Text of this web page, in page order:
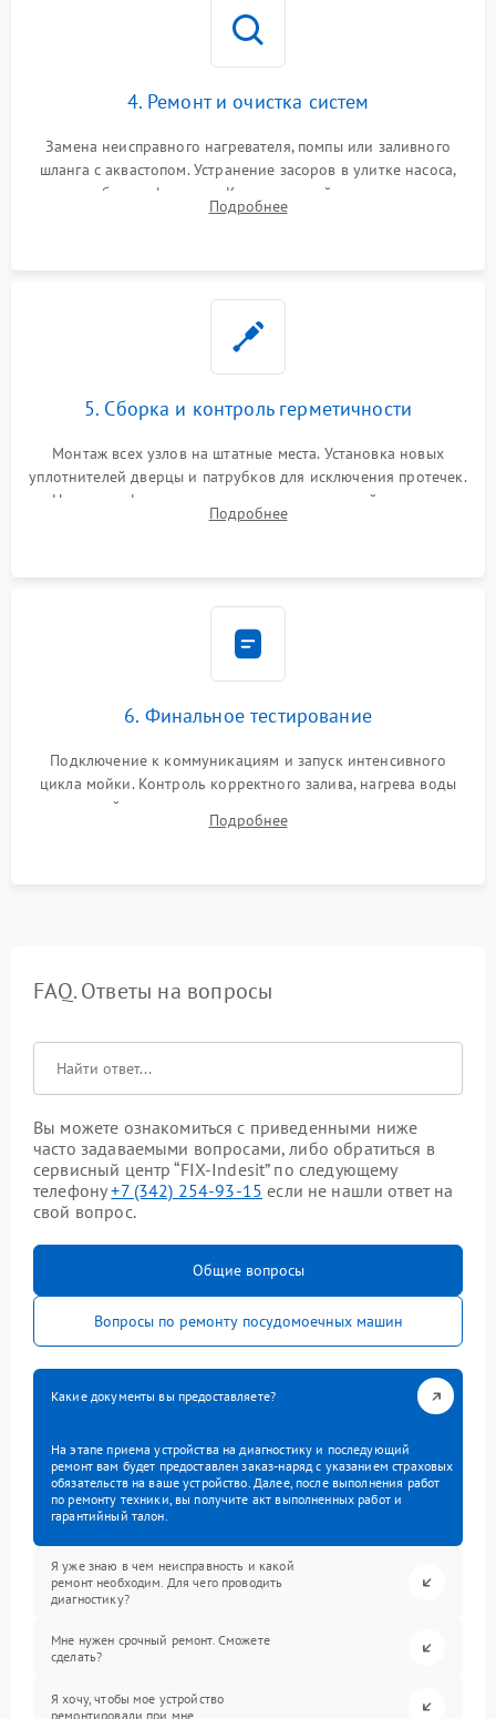
4. Ремонт и очистка систем
Замена неисправного нагревателя, помпы или заливного
шланга с аквастопом. Устранение засоров в улитке насоса,
патрубках и фильтрах. Компонентный ремонт платы
управления, восстановление поврежденной проводки.
Подробнее
5. Сборка и контроль герметичности
Монтаж всех узлов на штатные места. Установка новых
уплотнителей дверцы и патрубков для исключения протечек.
Надежная фиксация хомутов гидравлической системы,
сборка корпуса и установка датчика поплавка.
Подробнее
6. Финальное тестирование
Подключение к коммуникациям и запуск интенсивного
цикла мойки. Контроль корректного залива, нагрева воды
до нужной температуры, отсутствия посторонних шумов,
штатного слива и абсолютной сухости в поддоне.
Подробнее
FAQ. Ответы на вопросы
Вы можете ознакомиться с приведенными ниже
часто задаваемыми вопросами, либо обратиться в
сервисный центр “FIX-Indesit” по следующему
телефону+7 (342) 254-93-15 если не нашли ответ на
свой вопрос.
Общие вопросы
Вопросы по ремонту посудомоечных машин
Какие документы вы предоставляете?
На этапе приема устройства на диагностику и последующий
ремонт вам будет предоставлен заказ-наряд с указанием страховых
обязательств на ваше устройство. Далее, после выполнения работ
по ремонту техники, вы получите акт выполненных работ и
гарантийный талон.
Я уже знаю в чем неисправность и какой
ремонт необходим. Для чего проводить
диагностику?
Мне нужен срочный ремонт. Сможете
сделать?
Я хочу, чтобы мое устройство
ремонтировали при мне.